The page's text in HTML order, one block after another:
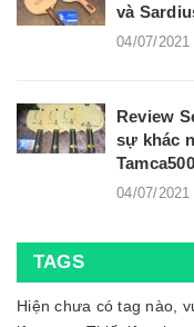
và
04/07/2021
Review
sự khác
04/07/2021
TAGS
Hiện chưa có tag nào,